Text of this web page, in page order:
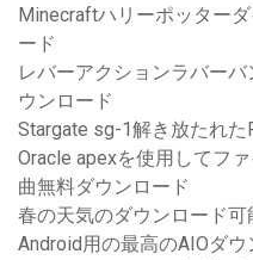
Minecraftハリーポッター
ード
レバーアクションラバー
ウンロード
Stargate sg-1解き放たれた
Oracle apexを使用してフ
曲無料ダウンロード
春の天気のダウンロード可
Android用の最高のAIOダウ